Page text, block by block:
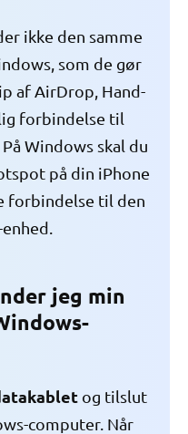
ikke den samme
som de gør
af AirDrop, Hand-
forbindelse til
Windows skal du
på din iPhone
forbindelse til den
jeg min
og tilslut
computer. Når